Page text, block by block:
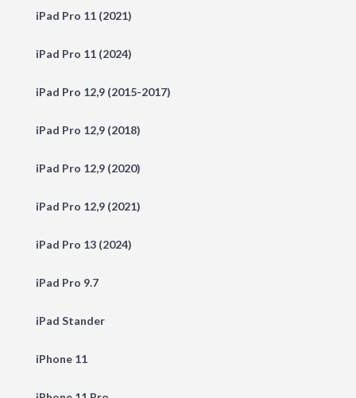
iPad Pro 11 (2021)
iPad Pro 11 (2024)
iPad Pro 12,9 (2015-2017)
iPad Pro 12,9 (2018)
iPad Pro 12,9 (2020)
iPad Pro 12,9 (2021)
iPad Pro 13 (2024)
iPad Pro 9.7
iPad Stander
iPhone 11